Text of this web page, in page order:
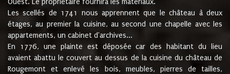
Les scellés de 1741 nous apprennent que le château à deux
étages, au premier la cuisine, au second une chapelle avec les
appartements, un cabinet d'archives...
En 1776, une plainte est déposée car des habitant du lieu
avaient abattu le couvert au dessus de la cuisine du château de
Rougemont et enlevé les bois, meubles, pierres de tailles,